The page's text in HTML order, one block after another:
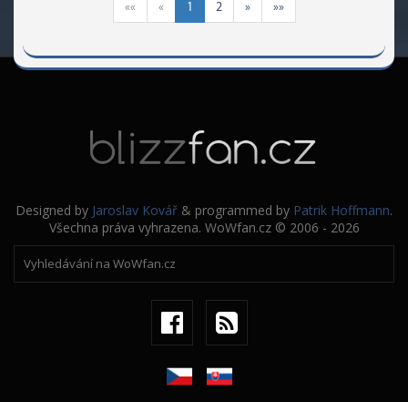
«« « 1 2 » »»
Designed by Jaroslav Kovář & programmed by Patrik Hoffmann.
Všechna práva vyhrazena. WoWfan.cz © 2006 - 2026